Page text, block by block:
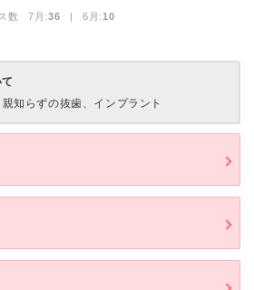
数 7月:36 | 6月:10
親知らずの抜歯、インプラント